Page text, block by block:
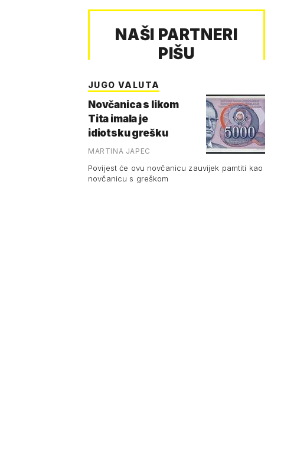
NAŠI PARTNERI
PIŠU
JUGO VALUTA
Novčanica s likom
Tita imala je
idiotsku grešku
MARTINA JAPEC
Povijest će ovu novčanicu zauvijek pamtiti kao
novčanicu s greškom